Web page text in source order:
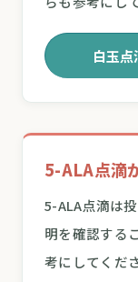
白玉
5-ALA点滴
5-ALA点滴は
明を確認する
考にしてくださ